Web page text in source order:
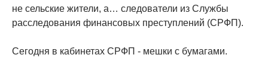
не сельские жители, а… следователи из Службы
расследования финансовых преступлений (СРФП).
Сегодня в кабинетах СРФП - мешки с бумагами.